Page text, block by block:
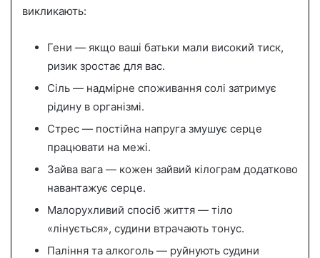
викликають:
Гени — якщо ваші батьки мали високий тиск,
ризик зростає для вас.
Сіль — надмірне споживання солі затримує
рідину в організмі.
Стрес — постійна напруга змушує серце
працювати на межі.
Зайва вага — кожен зайвий кілограм додатково
навантажує серце.
Малорухливий спосіб життя — тіло
«лінується», судини втрачають тонус.
Паління та алкоголь — руйнують судини